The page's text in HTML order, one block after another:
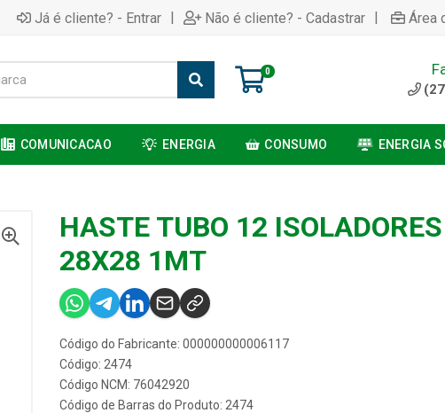
Já é cliente? - Entrar | Não é cliente? - Cadastrar | Área
0
COMUNICACAO ENERGIA CONSUMO ENERGIA
HASTE TUBO 12 ISOLADORES
28X28 1MT
Código do Fabricante: 000000000006117
Código: 2474
Código NCM: 76042920
Código de Barras do Produto: 2474